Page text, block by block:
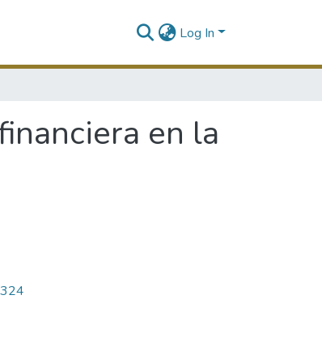
Log In
en la